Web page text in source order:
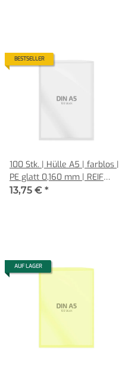
BESTSELLER
100 Stk. | Hülle A5 | farblos |
PE glatt 0,160 mm | REIF
Hamburg
13,75 € *
AUF LAGER